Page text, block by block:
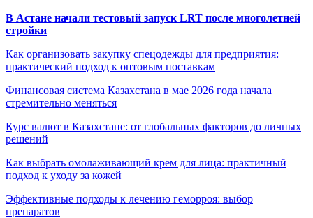
В Астане начали тестовый запуск LRT после многолетней
стройки
Как организовать закупку спецодежды для предприятия:
практический подход к оптовым поставкам
Финансовая система Казахстана в мае 2026 года начала
стремительно меняться
Курс валют в Казахстане: от глобальных факторов до личных
решений
Как выбрать омолаживающий крем для лица: практичный
подход к уходу за кожей
Эффективные подходы к лечению геморроя: выбор
препаратов